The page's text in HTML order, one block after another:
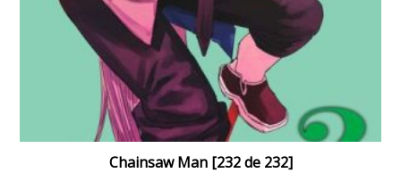
Chainsaw Man [232 de 232]